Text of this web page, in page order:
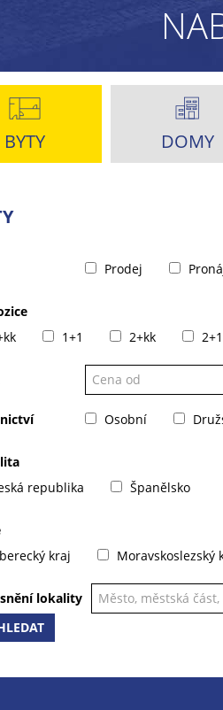
BYTY DOMY
Prodej
1+1 2+kk 2+1
Osobní
republika
Španělsko
kraj
Moravskoslezský
lokality